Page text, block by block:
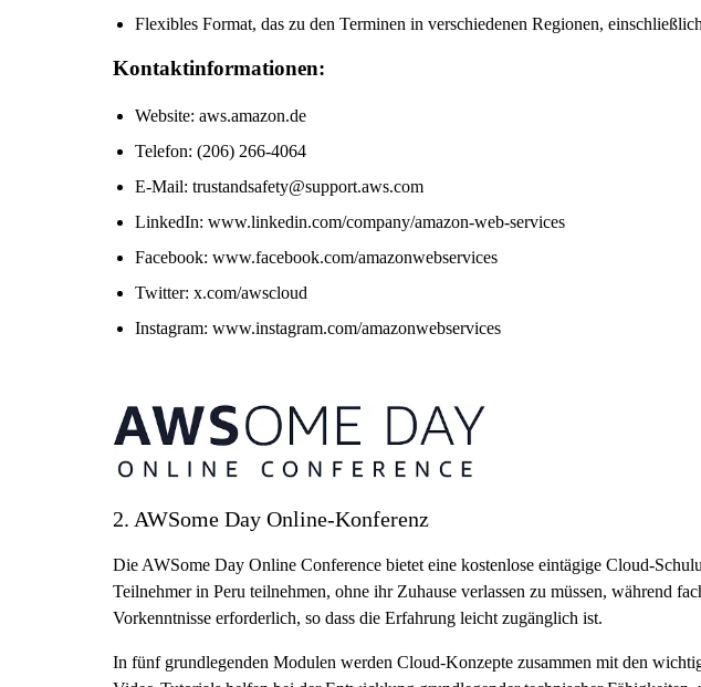
Flexibles Format, das zu den Terminen in verschiedenen Regionen,
Kontaktinformationen:
Website: aws.amazon.de
Telefon: (206) 266-4064
E-Mail: trustandsafety@support.aws.com
LinkedIn: www.linkedin.com/company/amazon-web-services
Facebook: www.facebook.com/amazonwebservices
Twitter: x.com/awscloud
Instagram: www.instagram.com/amazonwebservices
2. AWSome Day Online-Konferenz
Die AWSome Day Online Conference bietet eine kostenlose eintägige Cloud-
Teilnehmer in Peru teilnehmen, ohne ihr Zuhause verlassen zu müssen, während
Vorkenntnisse erforderlich, so dass die Erfahrung leicht zugänglich ist.
In fünf grundlegenden Modulen werden Cloud-Konzepte zusammen mit den